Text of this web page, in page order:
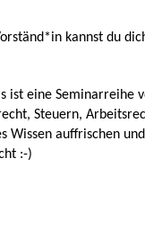
kannst du
ist eine Seminarreihe
Steuern,
auffrischen
:-)